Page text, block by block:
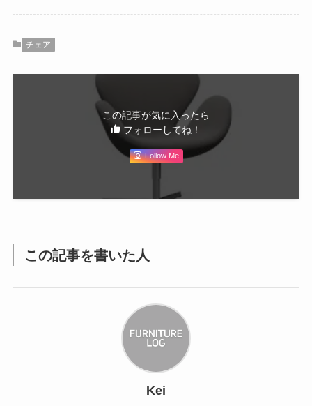
チェア
この記事が気に入ったら
フォローしてね！
Follow Me
この記事を書いた人
Kei